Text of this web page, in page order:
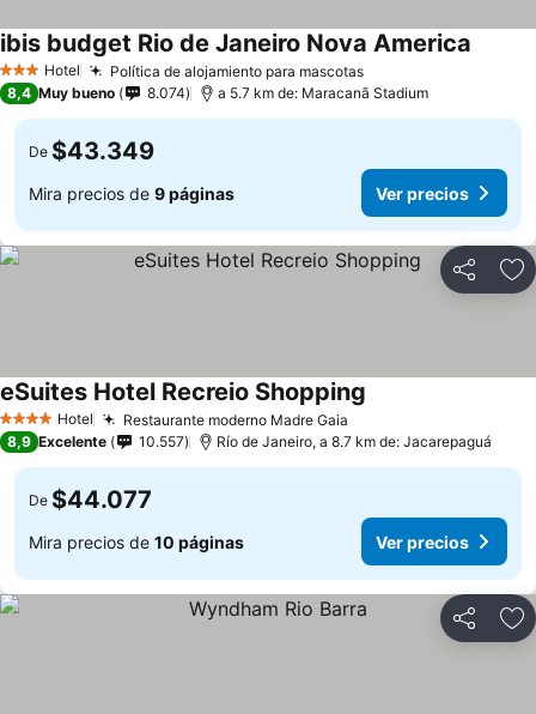
3 Estrellas
Hotel Política de alojamiento para mascotasVer precios
ibis budget Rio de Janeiro Nova America
8,4 Muy bueno 8.074 a 5.7 km de: Maracanã Stadium
De $43.349
Mira precios de 9 páginas Ver precios
Compartir
4 EstrellasHotel Restaurante moderno Madre Gaia
eSuites Hotel Recreio Shopping
8,9 Excelente 10.557 Río de Janeiro, a 8.7 km de: Jacarepaguá
De $44.077
Mira precios de 10 páginas Ver precios
Compartir